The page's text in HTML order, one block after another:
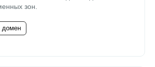
зон.
домен